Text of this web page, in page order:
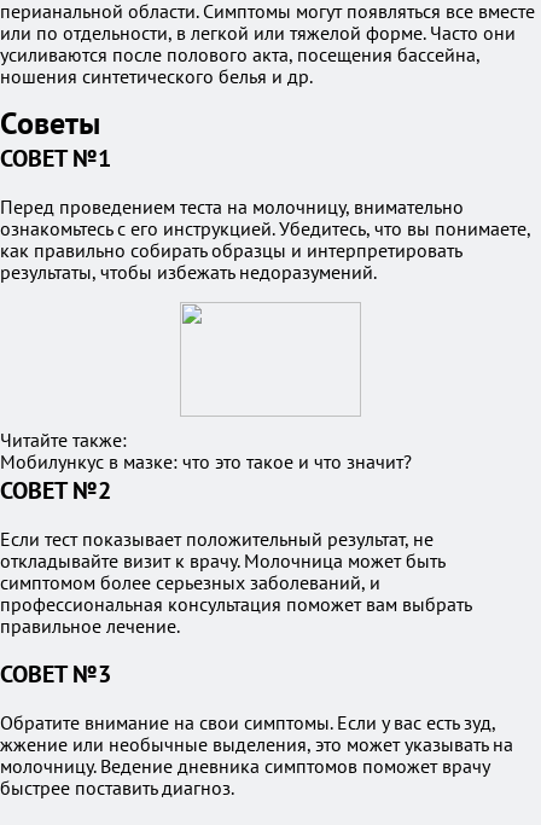
перианальной области. Симптомы могут появляться все вместе
или по отдельности, в легкой или тяжелой форме. Часто они
усиливаются после полового акта, посещения бассейна,
ношения синтетического белья и др.
Советы
СОВЕТ №1
Перед проведением теста на молочницу, внимательно
ознакомьтесь с его инструкцией. Убедитесь, что вы понимаете,
как правильно собирать образцы и интерпретировать
результаты, чтобы избежать недоразумений.
Читайте также:
Мобилункус в мазке: что это такое и что значит?
СОВЕТ №2
Если тест показывает положительный результат, не
откладывайте визит к врачу. Молочница может быть
симптомом более серьезных заболеваний, и
профессиональная консультация поможет вам выбрать
правильное лечение.
СОВЕТ №3
Обратите внимание на свои симптомы. Если у вас есть зуд,
жжение или необычные выделения, это может указывать на
молочницу. Ведение дневника симптомов поможет врачу
быстрее поставить диагноз.